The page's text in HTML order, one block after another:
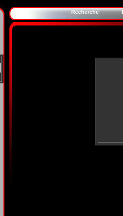
Recherche